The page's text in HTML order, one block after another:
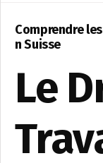
Comprendre
n Suisse
Le